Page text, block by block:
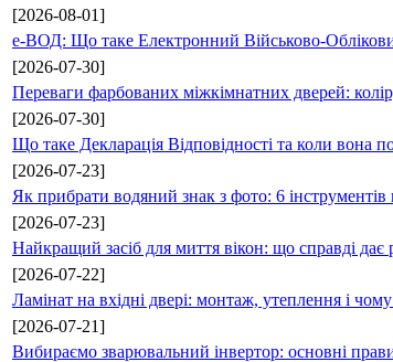
[2026-08-01]
е-ВОД: Що таке Електронний Військово-
[2026-07-30]
Переваги фарбованих міжкімнатних дверей:
[2026-07-30]
Що таке Декларація Відповідності та коли вона
[2026-07-23]
Як прибрати водяний знак з фото: 6
[2026-07-23]
Найкращий засіб для миття вікон: що справді дає
[2026-07-22]
Ламінат на вхідні двері: монтаж, утеплення і
[2026-07-21]
Вибираємо зварювальний інвертор: основні